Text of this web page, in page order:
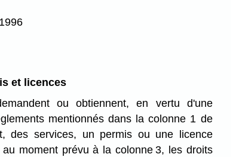
et licences
ou obtiennent, en vertu d'une
mentionnés dans la colonne 1 de
des services, un permis ou une licence
moment prévu à la colonne 3, les droits